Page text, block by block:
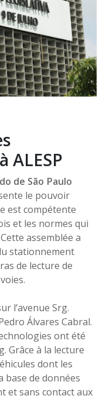
ALESP
de São Paulo
le pouvoir
est compétente
et les normes qui
assemblée a
stationnement
de lecture de
l’avenue Srg.
Álvares Cabral.
ont été
Grâce à la lecture
dont les
base de données
et sans contact aux